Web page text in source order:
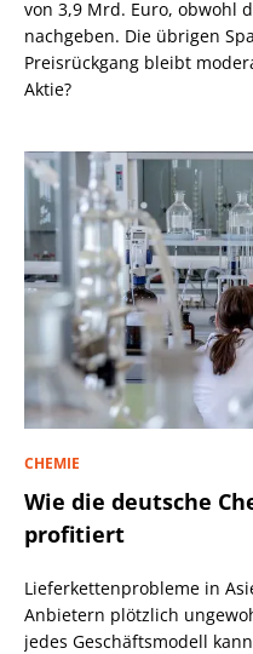
von 3,9 Mrd. Euro, obwohl
nachgeben. Die übrigen
Preisrückgang bleibt
Aktie?
CHEMIE
Wie die deutsche
profitiert
Lieferkettenprobleme in
Anbietern plötzlich
jedes Geschäftsmodell